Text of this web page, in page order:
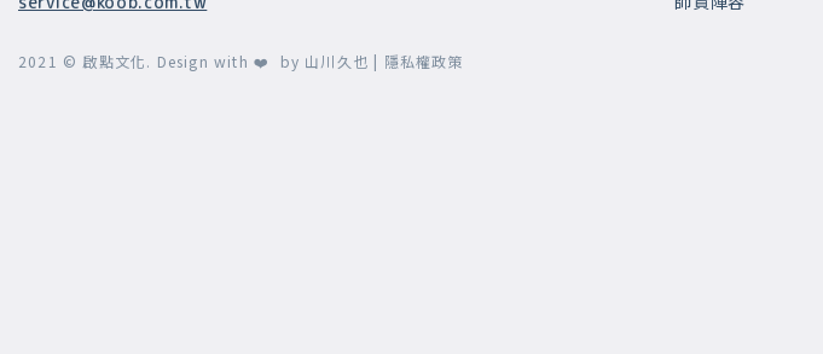
2021 © 啟點文化. Design with ❤️ by 山川久也 | 隱私權政策